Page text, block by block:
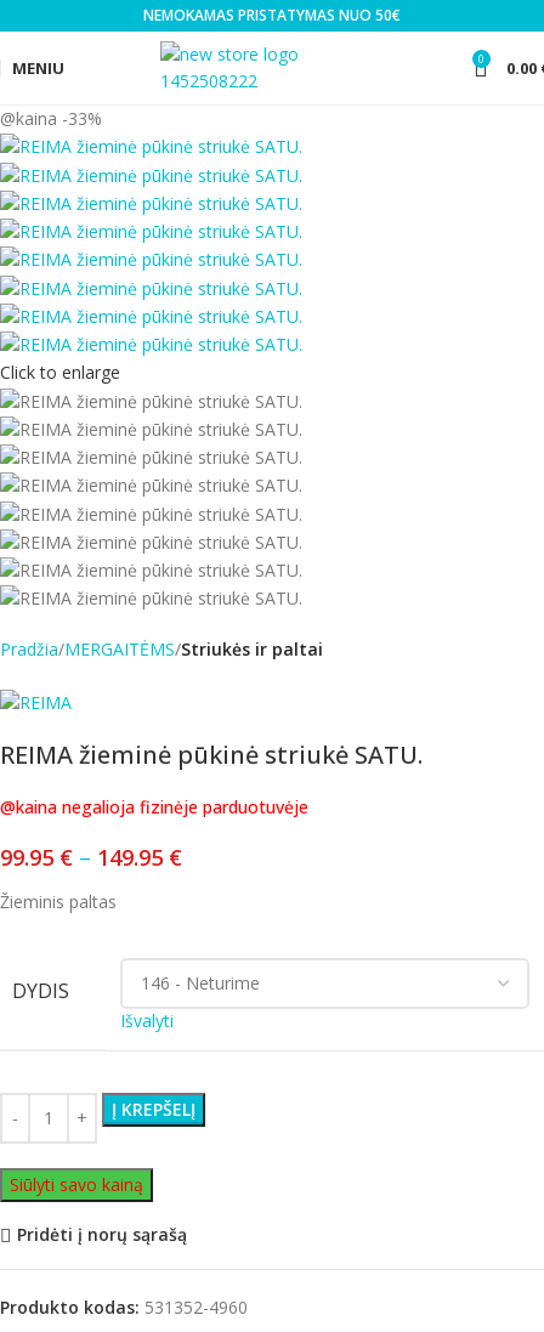
NEMOKAMAS PRISTATYMAS NUO 50€
MENIU 0 0.00
-33%
Click to enlarge
Pradžia MERGAITĖMS Striukės ir paltai
REIMA žieminė pūkinė striukė SATU.
@kaina negalioja fizinėje parduotuvėje
99.95 € – 149.95 €
Žieminis paltas
DYDIS
Išvalyti
Į KREPŠELĮ
Siūlyti savo kainą
Pridėti į norų sąrašą
Produkto kodas: 531352-4960